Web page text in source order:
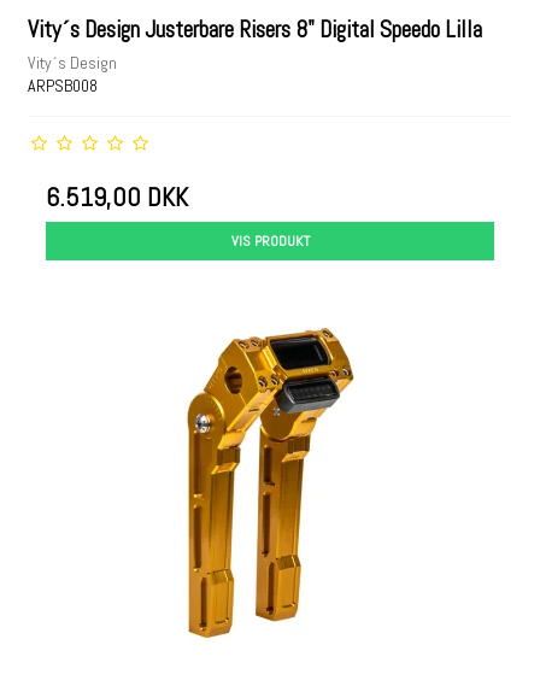
Vity´s Design Justerbare Risers 8" Digital Speedo Lilla
Vity´s Design
ARPSB008
6.519,00 DKK
VIS PRODUKT